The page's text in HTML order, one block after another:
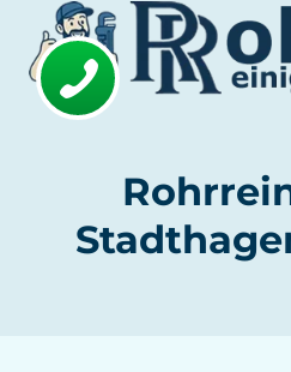
Inhalt
springen